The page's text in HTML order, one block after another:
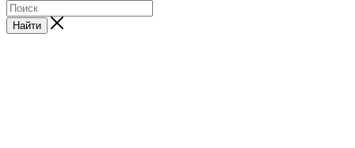
Найти